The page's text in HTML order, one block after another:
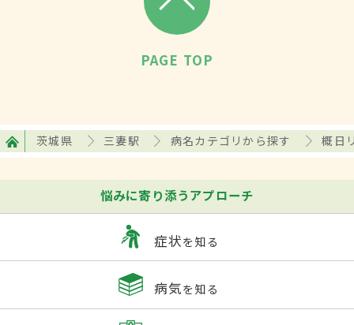
PAGE TOP
茨城県 三妻駅 病名カテゴリから探す 概日
悩みに寄り添うアプローチ
症状を知る
病気を知る